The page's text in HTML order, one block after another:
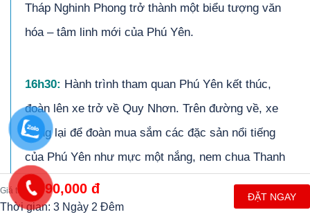
Tháp Nghinh Phong trở thành một biểu tượng văn
hóa – tâm linh mới của Phú Yên.
16h30: Hành trình tham quan Phú Yên kết thúc,
đoàn lên xe trở về Quy Nhơn. Trên đường về, xe
dừng lại để đoàn mua sắm các đặc sản nổi tiếng
của Phú Yên như mực một nắng, nem chua Thanh
Yên, bánh tráng phơi sương,..
Giá từ 1,790,000 đ
Thời gian: 3 Ngày 2 Đêm
ĐẶT NGAY